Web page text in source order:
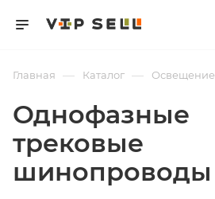
Главная — Каталог — Освещение
Однофазные
трековые
шинопроводы